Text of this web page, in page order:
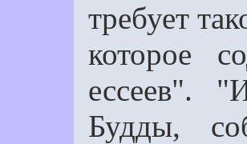
требует
которое
ессеев".
Будды,